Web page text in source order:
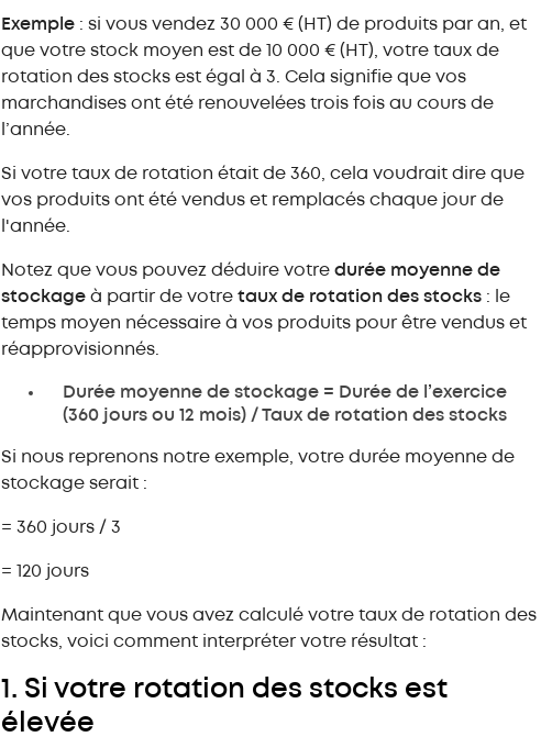
Exemple : si vous vendez 30 000 € (HT) de produits par an, et
que votre stock moyen est de 10 000 € (HT), votre taux de
rotation des stocks est égal à 3. Cela signifie que vos
marchandises ont été renouvelées trois fois au cours de
l’année.
Si votre taux de rotation était de 360, cela voudrait dire que
vos produits ont été vendus et remplacés chaque jour de
l'année.
Notez que vous pouvez déduire votre durée moyenne de
stockage à partir de votre taux de rotation des stocks : le
temps moyen nécessaire à vos produits pour être vendus et
réapprovisionnés.
Durée moyenne de stockage = Durée de l’exercice
(360 jours ou 12 mois) / Taux de rotation des stocks
Si nous reprenons notre exemple, votre durée moyenne de
stockage serait :
= 360 jours / 3
= 120 jours
Maintenant que vous avez calculé votre taux de rotation des
stocks, voici comment interpréter votre résultat :
1. Si votre rotation des stocks est
élevée